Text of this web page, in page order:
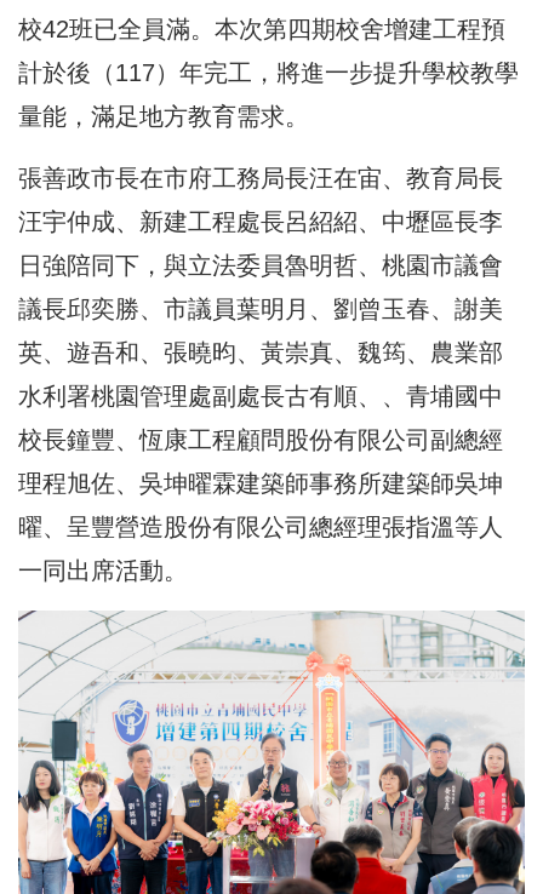
校42班已全員滿。本次第四期校舍增建工程預
計於後（117）年完工，將進一步提升學校教學
量能，滿足地方教育需求。
張善政市長在市府工務局長汪在宙、教育局長
汪宇仲成、新建工程處長呂紹紹、中壢區長李
日強陪同下，與立法委員魯明哲、桃園市議會
議長邱奕勝、市議員葉明月、劉曾玉春、謝美
英、遊吾和、張曉昀、黃崇真、魏筠、農業部
水利署桃園管理處副處長古有順、、青埔國中
校長鐘豐、恆康工程顧問股份有限公司副總經
理程旭佐、吳坤曜霖建築師事務所建築師吳坤
曜、呈豐營造股份有限公司總經理張指溫等人
一同出席活動。